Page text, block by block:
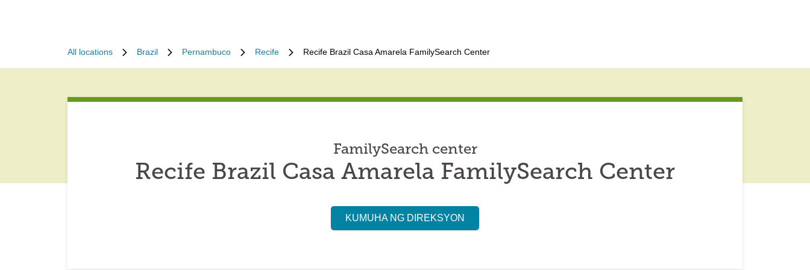
All locations Brazil Pernambuco Recife Recife Brazil Casa Amarela FamilySearch Center
FamilySearch center
Recife Brazil Casa Amarela FamilySearch Center
KUMUHA NG DIREKSYON